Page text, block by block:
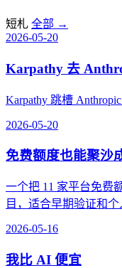
短札 全部 →
2026-05-20
Karpathy 去
Karpathy 跳槽
2026-05-20
免费额度也能聚沙
一个把 11 家平台免费
目，适合早期验证和个
2026-05-16
我比 AI 便宜